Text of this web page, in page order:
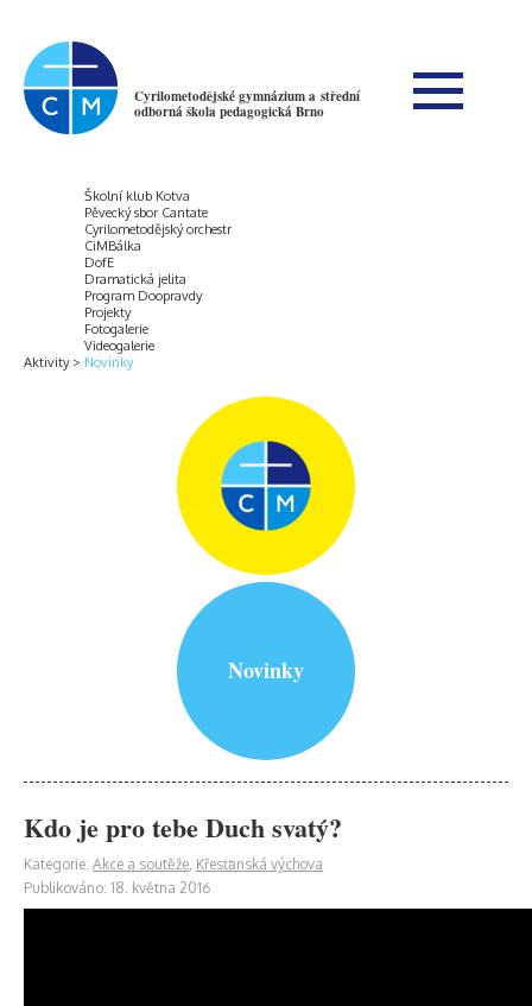
Cyrilometodějské gymnázium a střední
odborná škola pedagogická Brno
Aktivity
Školní klub Kotva
Pěvecký sbor Cantate
Cyrilometodějský orchestr
CiMBálka
DofE
Dramatická jelita
Program Doopravdy
Projekty
Fotogalerie
Videogalerie
Novinky
Novinky
Kdo je pro tebe Duch svatý?
Kategorie: Akce a soutěže, Křesťanská výchova
Publikováno: 18. května 2016